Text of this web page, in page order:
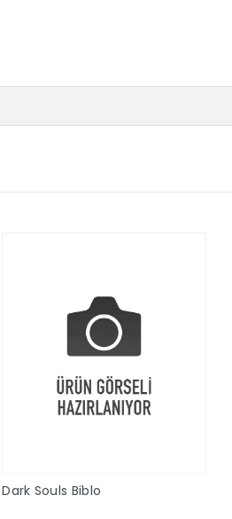
Dark Souls Biblo